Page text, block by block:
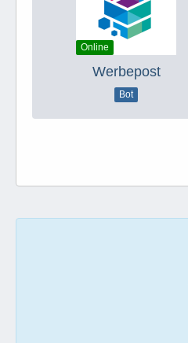
Online
Werbepost
Bot